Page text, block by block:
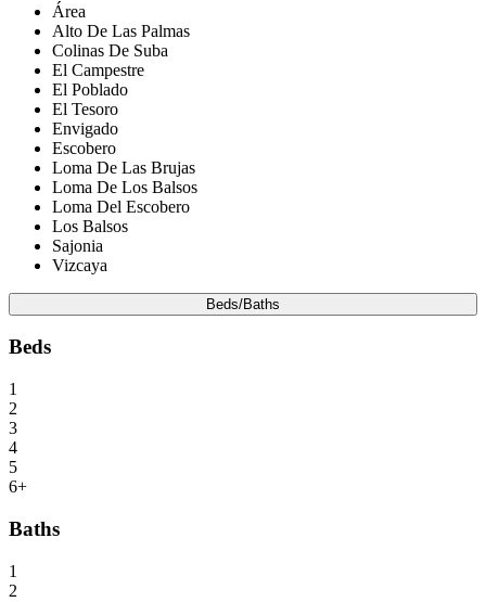
Área
Alto De Las Palmas
Colinas De Suba
El Campestre
El Poblado
El Tesoro
Envigado
Escobero
Loma De Las Brujas
Loma De Los Balsos
Loma Del Escobero
Los Balsos
Sajonia
Vizcaya
Beds/Baths
Beds
1
2
3
4
5
6+
Baths
1
2